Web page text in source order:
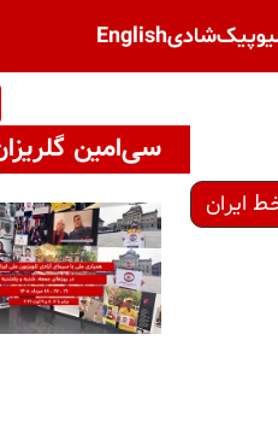
پیک‌شادیEnglish
ایران
سی‌امین